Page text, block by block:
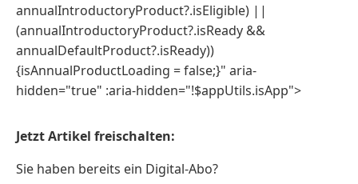
annualIntroductoryProduct?.isEligible) ||
(annualIntroductoryProduct?.isReady &&
annualDefaultProduct?.isReady))
{isAnnualProductLoading = false;}" aria-
hidden="true" :aria-hidden="!$appUtils.isApp">
Jetzt Artikel freischalten:
Sie haben bereits ein Digital-Abo?